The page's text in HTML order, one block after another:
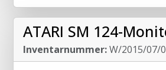
ATARI SM 124-
Inventarnummer:W/2015/07/